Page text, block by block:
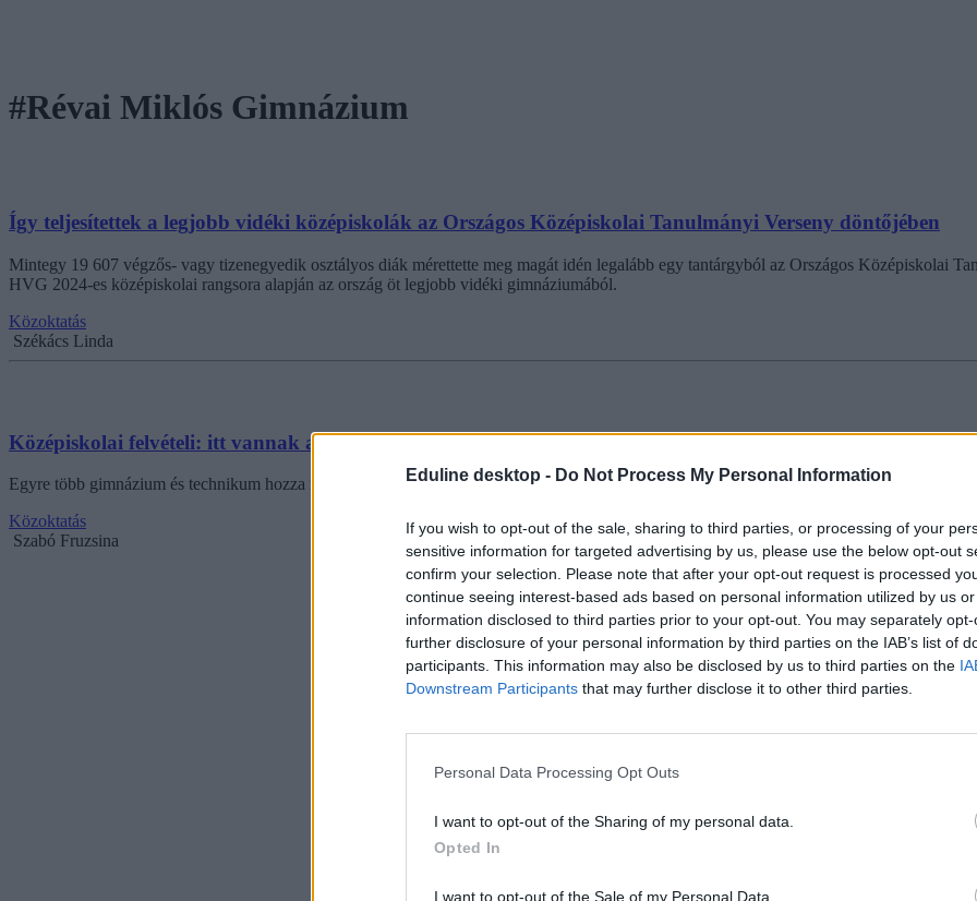
Eduline desktop - Do Not Process My Personal Information
If you wish to opt-out of the sale, sharing to third parties, or processing of your
sensitive information for targeted advertising by us, please use the below opt-out
confirm your selection. Please note that after your opt-out request is processed
continue seeing interest-based ads based on personal information utilized by us
information disclosed to third parties prior to your opt-out. You may separately
further disclosure of your personal information by third parties on the IAB’s list of
participants. This information may also be disclosed by us to third parties on the
Downstream Participants that may further disclose it to other third parties.
Personal Data Processing Opt Outs
I want to opt-out of the Sharing of my personal data.
Opted In
I want to opt-out of the Sale of my Personal Data.
#Révai Miklós Gimnázium
Így teljesítettek a legjobb vidéki középiskolák az Országos Középiskolai Tanulmányi Verseny döntőjében
Mintegy 19 607 végzős- vagy tizenegyedik osztályos diák mérettette meg magát idén legalább egy tantárgyból az Országos Középiskolai
HVG 2024-es középiskolai rangsora alapján az ország öt legjobb vidéki gimnáziumából.
Közoktatás
Székács Linda
Középiskolai felvételi: itt vannak az újabb szóbeli ponthatárok
Egyre több gimnázium és technikum hozza nyilvánosságra a szóbeli felvételi behívási ponthatárát. Ez fontos lehet, több középiskola
Közoktatás
Szabó Fruzsina